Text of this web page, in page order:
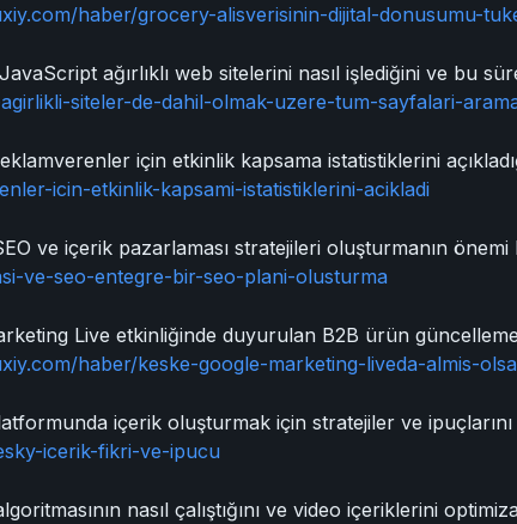
haber/grocery-alisverisinin-dijital-donusumu-
JavaScript ağırlıklı web sitelerini nasıl işlediğini ve bu
siteler-de-dahil-olmak-uzere-tum-sayfalari-
için etkinlik kapsama istatistiklerini
icin-etkinlik-kapsami-istatistiklerini-acikladi
ve içerik pazarlaması stratejileri oluşturmanın önemi
ve-seo-entegre-bir-seo-plani-olusturma
Live etkinliğinde duyurulan B2B ürün
haber/keske-google-marketing-liveda-almis-
içerik oluşturmak için stratejiler ve
icerik-fikri-ve-ipucu
nasıl çalıştığını ve video içeriklerini